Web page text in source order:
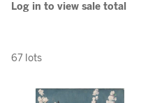
Log in to view sale total
67 lots